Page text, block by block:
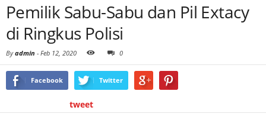
Pemilik Sabu-Sabu dan Pil Extacy
di Ringkus Polisi
Byadmin - Feb 12, 2020 0
Facebook Twitter
tweet